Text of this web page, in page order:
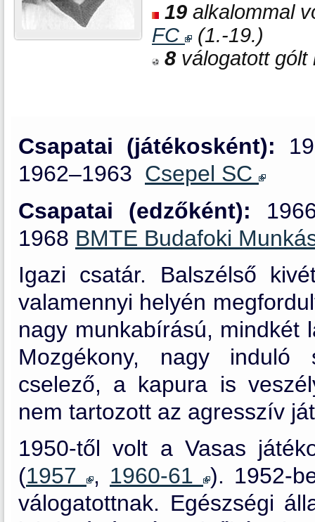
19 alkalommal
FC
(1.-19.)
8 válogatott gólt
Csapatai (játékosként):
1962–1963 Csepel SC
Csapatai (edzőként):
1968 BMTE Budafoki
Igazi csatár. Balszélső
valamennyi helyén
nagy munkabírású, mindkét
Mozgékony, nagy induló
cselező, a kapura is
nem tartozott az agresszív
1950-től volt a Vasas
(1957 , 1960-61
). 1952-
válogatottnak. Egészségi